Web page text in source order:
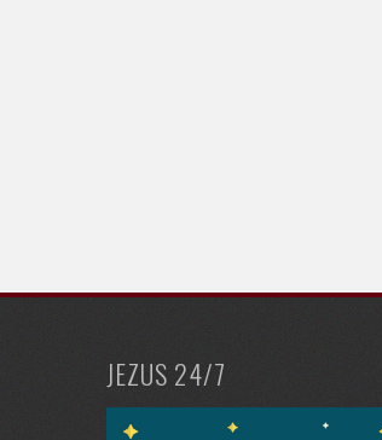
JEZUS 24/7